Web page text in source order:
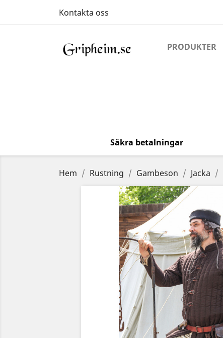
Kontakta oss
PRODUKTER
Säkra betalningar
Hem Rustning Gambeson Jacka